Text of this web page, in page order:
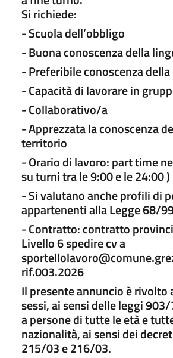
Si richiede:
- Scuola dell’obbligo
- Buona conoscenza della
- Preferibile conoscenza
- Capacità di lavorare in
- Collaborativo/a
- Apprezzata la conoscenza
territorio
- Orario di lavoro: part time
su turni tra le 9:00 e le 24:00 )
- Si valutano anche profili di
appartenenti alla Legge 68/
- Contratto: contratto
Livello 6 spedire cv a
rif.003.2026
Il presente annuncio è rivolto
sessi, ai sensi delle leggi
a persone di tutte le età e
nazionalità, ai sensi dei
215/03 e 216/03.